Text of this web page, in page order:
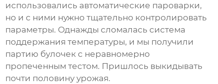
использовались автоматические пароварки,
но и с ними нужно тщательно контролировать
параметры. Однажды сломалась система
поддержания температуры, и мы получили
партию булочек с неравномерно
пропеченным тестом. Пришлось выкидывать
почти половину урожая.